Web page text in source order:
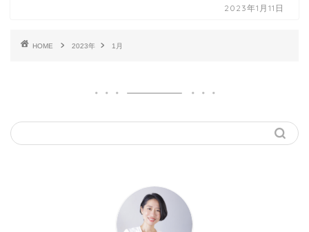
2023年1月11日
HOME 2023年 1月